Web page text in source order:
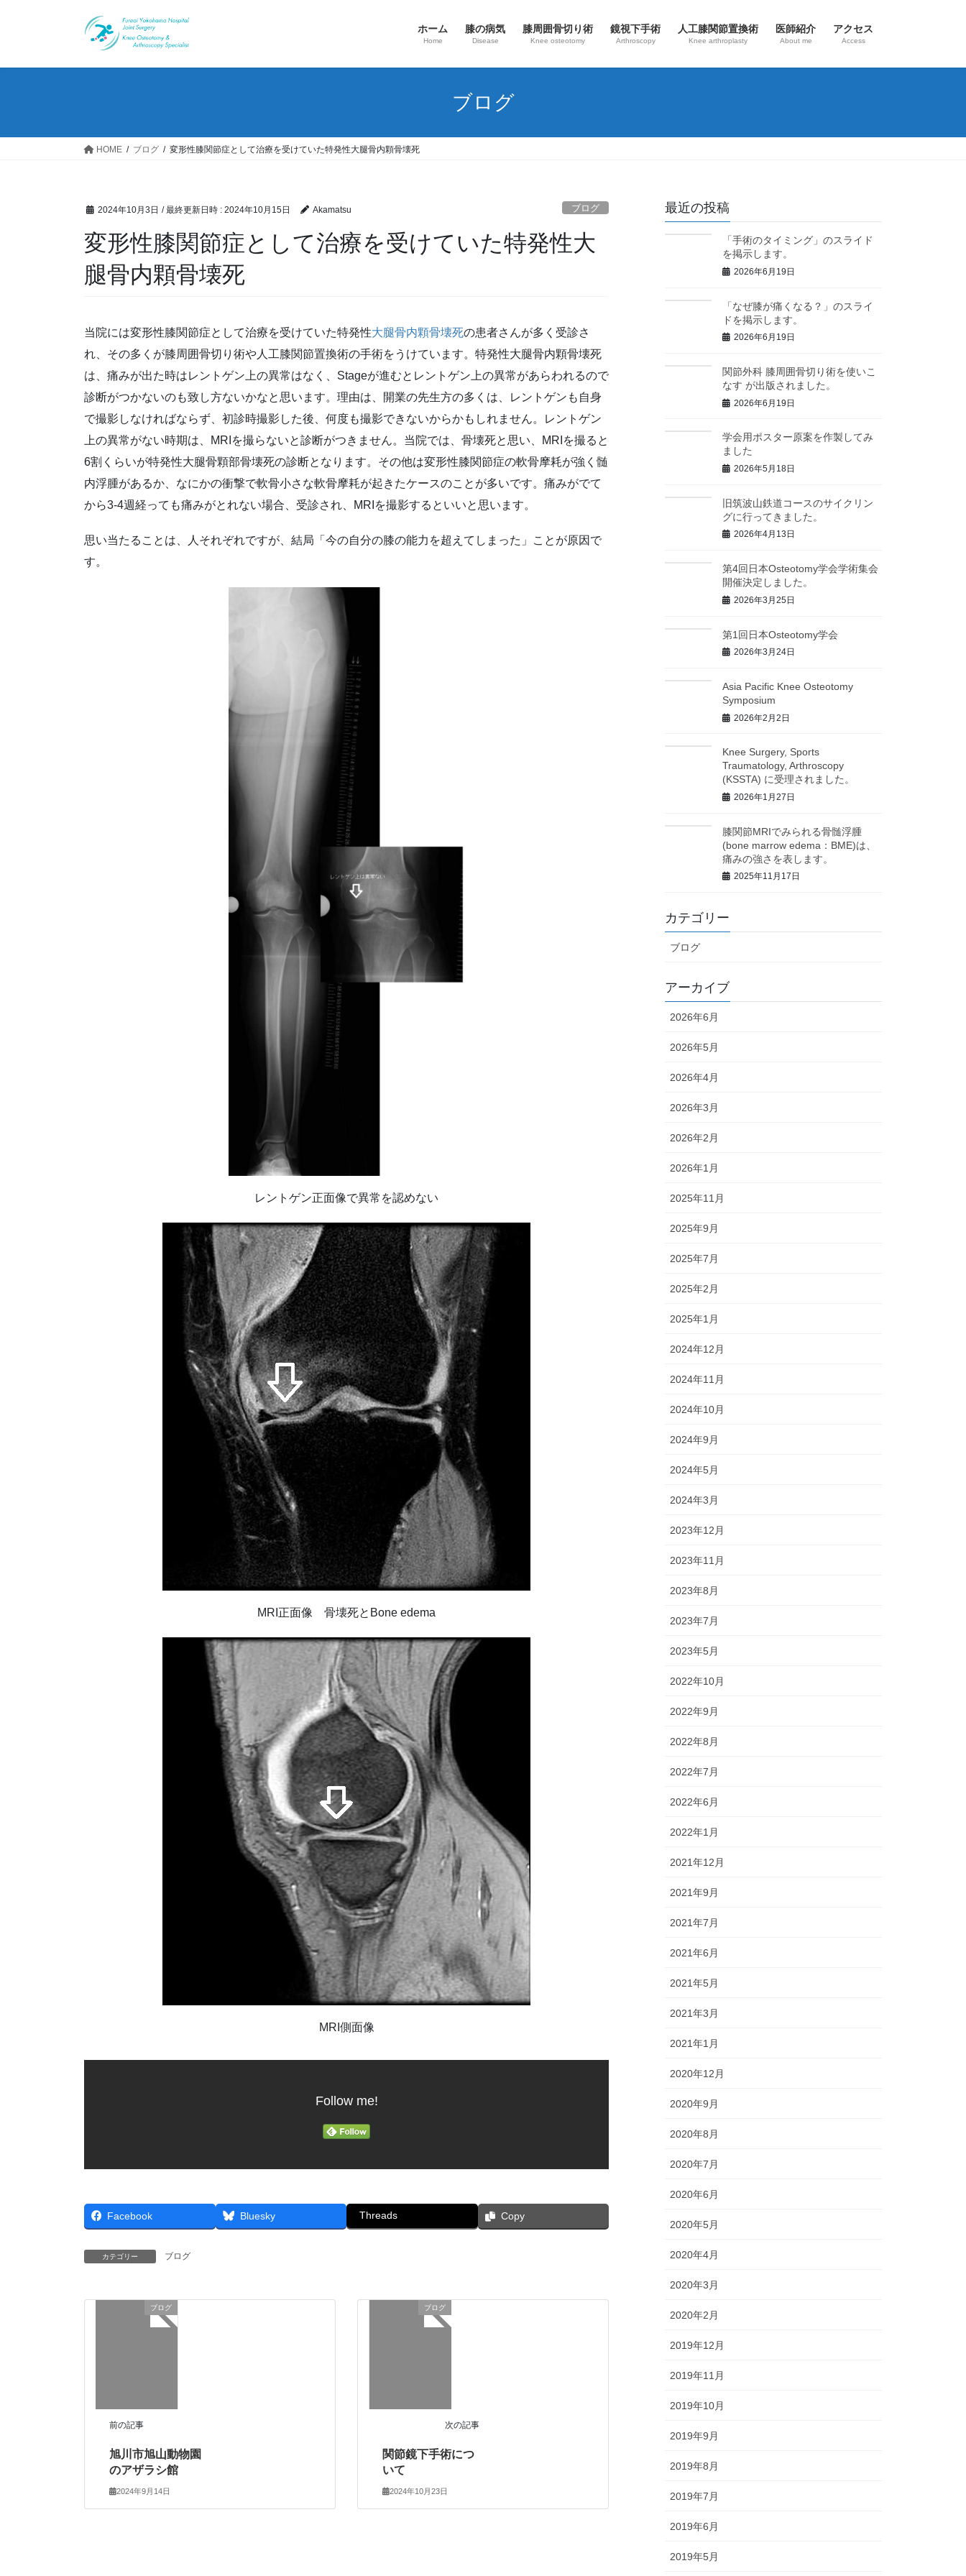
ホーム
Home
膝の病気
Disease
​膝周囲骨切り術
Knee osteotomy
鏡視下手術
Arthroscopy
人工膝関節置換術
Knee arthroplasty
医師紹介
About me
アクセス
Access
ブログ
HOME ブログ 変形性膝関節症として治療を受けていた特発性大腿骨内顆骨壊死
2024年10月3日 / 最終更新日時 : 2024年10月15日 Akamatsu ブログ
変形性膝関節症として治療を受けていた特発性大
腿骨内顆骨壊死
当院には変形性膝関節症として治療を受けていた特発性大腿骨内顆骨壊死の患者さんが多く受診さ
れ、その多くが膝周囲骨切り術や人工膝関節置換術の手術をうけています。特発性大腿骨内顆骨壊死
は、痛みが出た時はレントゲン上の異常はなく、Stageが進むとレントゲン上の異常があらわれるので
診断がつかないのも致し方ないかなと思います。理由は、開業の先生方の多くは、レントゲンも自身
で撮影しなければならず、初診時撮影した後、何度も撮影できないからかもしれません。レントゲン
上の異常がない時期は、MRIを撮らないと診断がつきません。当院では、骨壊死と思い、MRIを撮ると
6割くらいが特発性大腿骨顆部骨壊死の診断となります。その他は変形性膝関節症の軟骨摩耗が強く髄
内浮腫があるか、なにかの衝撃で軟骨小さな軟骨摩耗が起きたケースのことが多いです。痛みがでて
から3-4週経っても痛みがとれない場合、受診され、MRIを撮影するといいと思います。
思い当たることは、人それぞれですが、結局「今の自分の膝の能力を超えてしまった」ことが原因で
す。
レントゲン正面像で異常を認めない
MRI正面像 骨壊死とBone edema
MRI側面像
Follow me!
Facebook Bluesky Threads Copy
カテゴリー ブログ
ブログ
前の記事
旭川市旭山動物園
のアザラシ館
2024年9月14日
ブログ
次の記事
関節鏡下手術につ
いて
2024年10月23日
最近の投稿
「手術のタイミング」のスライド
を掲示します。
2026年6月19日
「なぜ膝が痛くなる？」のスライ
ドを掲示します。
2026年6月19日
関節外科 膝周囲骨切り術を使いこ
なす が出版されました。
2026年6月19日
学会用ポスター原案を作製してみ
ました
2026年5月18日
旧筑波山鉄道コースのサイクリン
グに行ってきました。
2026年4月13日
第4回日本Osteotomy学会学術集会
開催決定しました。
2026年3月25日
第1回日本Osteotomy学会
2026年3月24日
Asia Pacific Knee Osteotomy
Symposium
2026年2月2日
Knee Surgery, Sports
Traumatology, Arthroscopy
(KSSTA) に受理されました。
2026年1月27日
膝関節MRIでみられる骨髄浮腫
(bone marrow edema：BME)は、
痛みの強さを表します。
2025年11月17日
カテゴリー
ブログ
アーカイブ
2026年6月
2026年5月
2026年4月
2026年3月
2026年2月
2026年1月
2025年11月
2025年9月
2025年7月
2025年2月
2025年1月
2024年12月
2024年11月
2024年10月
2024年9月
2024年5月
2024年3月
2023年12月
2023年11月
2023年8月
2023年7月
2023年5月
2022年10月
2022年9月
2022年8月
2022年7月
2022年6月
2022年1月
2021年12月
2021年9月
2021年7月
2021年6月
2021年5月
2021年3月
2021年1月
2020年12月
2020年9月
2020年8月
2020年7月
2020年6月
2020年5月
2020年4月
2020年3月
2020年2月
2019年12月
2019年11月
2019年10月
2019年9月
2019年8月
2019年7月
2019年6月
2019年5月